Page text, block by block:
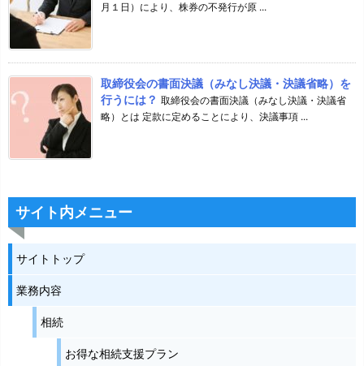
月１日）により、株券の不発行が原 ...
取締役会の書面決議（みなし決議・決議省略）を
行うには？ 取締役会の書面決議（みなし決議・決議省
略）とは 定款に定めることにより、決議事項 ...
サイト内メニュー
サイトトップ
業務内容
相続
お得な相続支援プラン